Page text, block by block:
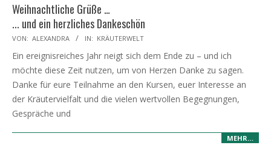
Weihnachtliche Grüße …
... und ein herzliches Dankeschön
2025-
12-
VON: ALEXANDRA IN: KRÄUTERWELT
Ein ereignisreiches Jahr neigt sich dem Ende zu – und ich
möchte diese Zeit nutzen, um von Herzen Danke zu sagen.
Danke für eure Teilnahme an den Kursen, euer Interesse an
der Kräutervielfalt und die vielen wertvollen Begegnungen,
Gespräche und
MEHR…